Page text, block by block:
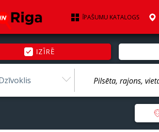
ĪPAŠUMU KATALOGS
IZĪRĒ